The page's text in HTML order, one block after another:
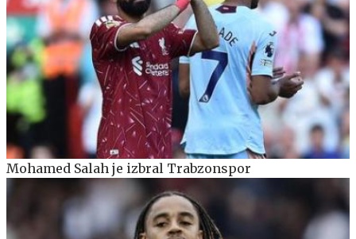
Mohamed Salah je izbral Trabzonspor